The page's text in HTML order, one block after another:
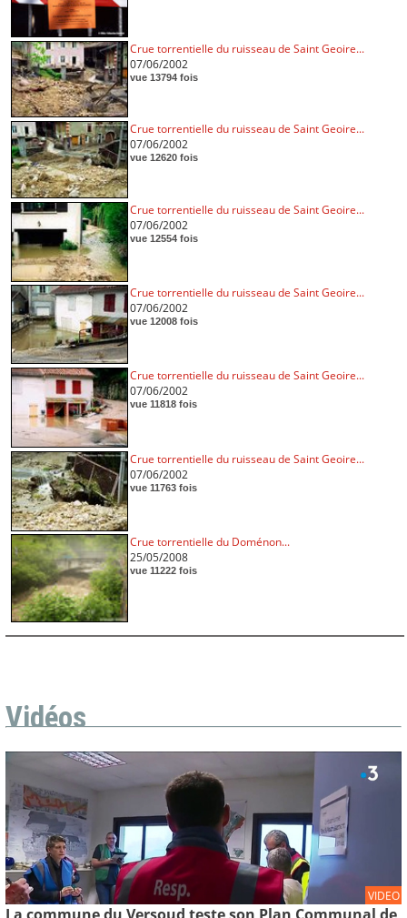
Crue torrentielle du ruisseau de Saint Geoire...
07/06/2002
vue 13794 fois
Crue torrentielle du ruisseau de Saint Geoire...
07/06/2002
vue 12620 fois
Crue torrentielle du ruisseau de Saint Geoire...
07/06/2002
vue 12554 fois
Crue torrentielle du ruisseau de Saint Geoire...
07/06/2002
vue 12008 fois
Crue torrentielle du ruisseau de Saint Geoire...
07/06/2002
vue 11818 fois
Crue torrentielle du ruisseau de Saint Geoire...
07/06/2002
vue 11763 fois
Crue torrentielle du Doménon...
25/05/2008
vue 11222 fois
Vidéos
VIDEO